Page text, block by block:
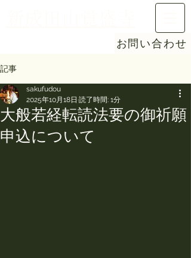
お問い合わせ
記事
大般若経転読法要の御祈願
申込について
sakufudou
2025年10月18日 読了時間: 1分